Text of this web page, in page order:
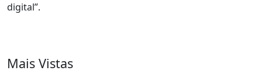
digital”.
Mais Vistas